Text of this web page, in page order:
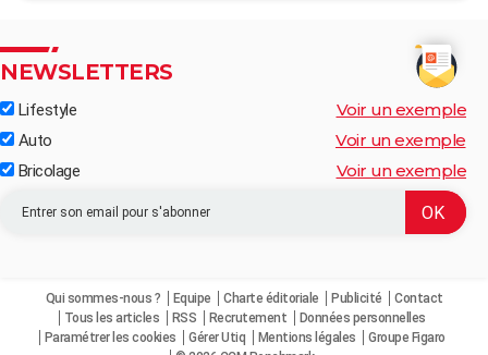
NEWSLETTERS
Lifestyle Voir un exemple
Auto Voir un exemple
Bricolage Voir un exemple
Qui sommes-nous ? Equipe Charte éditoriale Publicité
Contact
Tous les articles
RSS Recrutement
Données personnelles
Paramétrer les cookies
Gérer Utiq Mentions légales
Groupe Figaro